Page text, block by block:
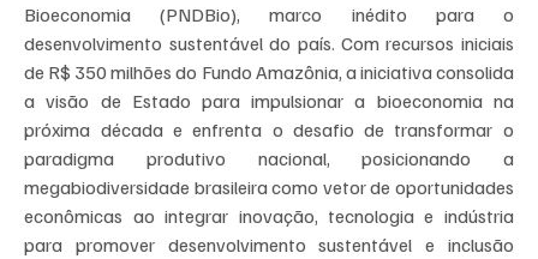
Bioeconomia (PNDBio), marco inédito para o
desenvolvimento sustentável do país. Com recursos iniciais
de R$ 350 milhões do Fundo Amazônia, a iniciativa consolida
a visão de Estado para impulsionar a bioeconomia na
próxima década e enfrenta o desafio de transformar o
paradigma produtivo nacional, posicionando a
megabiodiversidade brasileira como vetor de oportunidades
econômicas ao integrar inovação, tecnologia e indústria
para promover desenvolvimento sustentável e inclusão